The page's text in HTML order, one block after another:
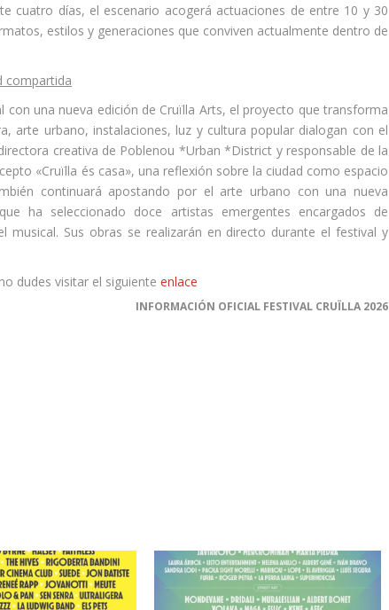
cuatro días, el escenario acogerá actuaciones de entre 10 y 30
estilos y generaciones que conviven actualmente dentro de
compartida
una nueva edición de Cruïlla Arts, el proyecto que transforma
arte urbano, instalaciones, luz y cultura popular dialogan con el
creativa de Poblenou *Urban *District y responsable de la
«Cruïlla és casa», una reflexión sobre la ciudad como espacio
continuará apostando por el arte urbano con una nueva
ha seleccionado doce artistas emergentes encargados de
musical. Sus obras se realizarán en directo durante el festival y
dudes visitar el siguiente enlace
INFORMACIÓN OFICIAL FESTIVAL CRUÏLLA 2026